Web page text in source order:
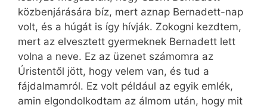
közbenjárására bíz, mert aznap Bernadett-nap
volt, és a húgát is így hívják. Zokogni kezdtem,
mert az elvesztett gyermeknek Bernadett lett
volna a neve. Ez az üzenet számomra az
Úristentől jött, hogy velem van, és tud a
fájdalmamról. Ez volt például az egyik emlék,
amin elgondolkodtam az álmom után, hogy mit